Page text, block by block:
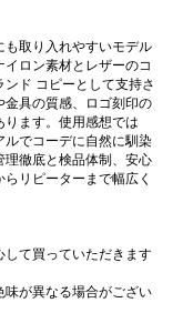
も取り入れやすいモデル
ロン素材とレザーのコ
ド コピーとして支持さ
具の質感、ロゴ刻印の
ます。使用感想では
ルでコーデに自然に馴染
徹底と検品体制、安心
リピーターまで幅広く
て買っていただきます
が異なる場合がござい